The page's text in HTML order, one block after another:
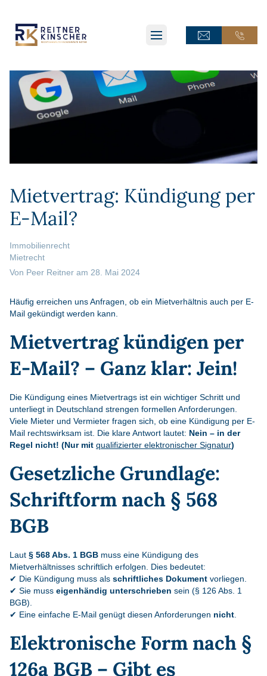
Mietvertrag: Kündigung per
E-Mail?
Immobilienrecht
Mietrecht
Von Peer Reitner am 28. Mai 2024
Häufig erreichen uns Anfragen, ob ein Mietverhältnis auch per E-
Mail gekündigt werden kann.
Mietvertrag kündigen per
E-Mail? – Ganz klar: Jein!
Die Kündigung eines Mietvertrags ist ein wichtiger Schritt und
unterliegt in Deutschland strengen formellen Anforderungen.
Viele Mieter und Vermieter fragen sich, ob eine Kündigung per E-
Mail rechtswirksam ist. Die klare Antwort lautet: Nein – in der
Regel nicht! (Nur mit qualifizierter elektronischer Signatur)
Gesetzliche Grundlage:
Schriftform nach § 568
BGB
Laut § 568 Abs. 1 BGB muss eine Kündigung des
Mietverhältnisses schriftlich erfolgen. Dies bedeutet:
✔ Die Kündigung muss als schriftliches Dokument vorliegen.
✔ Sie muss eigenhändig unterschrieben sein (§ 126 Abs. 1
BGB).
✔ Eine einfache E-Mail genügt diesen Anforderungen nicht
Elektronische Form nach §
126a BGB – Gibt es